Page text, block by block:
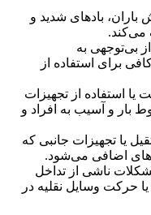
باران، بادهای شدید و
می‌کند.
بی‌توجهی به
برای استفاده از
یا استفاده از تجهیزات
بار و آسیب به افراد و
یا تجهیزات جانبی که
اضافی می‌شود.
ناشی از تداخل
حرکت وسایل نقلیه در